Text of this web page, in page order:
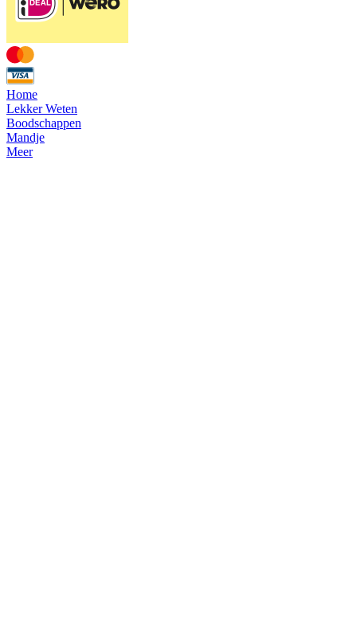
Home
Lekker Weten
Boodschappen
Mandje
Meer